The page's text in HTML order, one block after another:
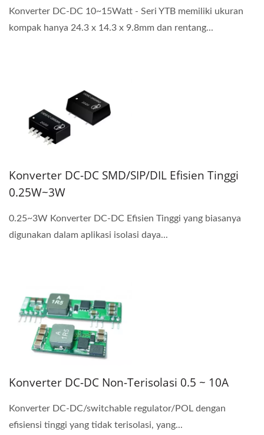
Konverter DC-DC 10~15Watt - Seri YTB memiliki ukuran
kompak hanya 24.3 x 14.3 x 9.8mm dan rentang...
Konverter DC-DC SMD/SIP/DIL Efisien Tinggi
0.25W~3W
0.25~3W Konverter DC-DC Efisien Tinggi yang biasanya
digunakan dalam aplikasi isolasi daya...
Konverter DC-DC Non-Terisolasi 0.5 ~ 10A
Konverter DC-DC/switchable regulator/POL dengan
efisiensi tinggi yang tidak terisolasi, yang...